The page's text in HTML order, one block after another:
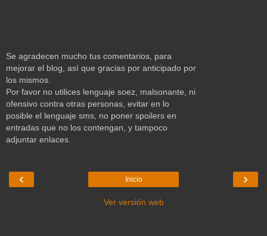
Se agradecen mucho tus comentarios, para
mejorar el blog, así que gracias por anticipado por
los mismos.
Por favor no utilices lenguaje soez, malsonante, ni
ofensivo contra otras personas, evitar en lo
posible el lenguaje sms, no poner spoilers en
entradas que no los contengan, y tampoco
adjuntar enlaces.
‹ ›
Inicio
Ver versión web